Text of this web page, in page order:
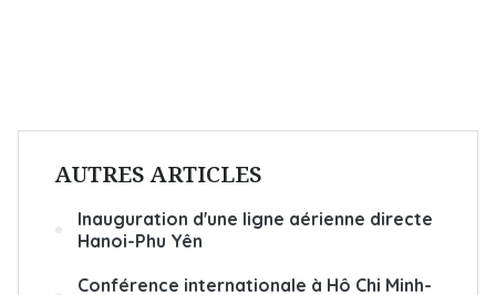
AUTRES ARTICLES
Inauguration d'une ligne aérienne directe
Hanoi-Phu Yên
Conférence internationale à Hô Chi Minh-